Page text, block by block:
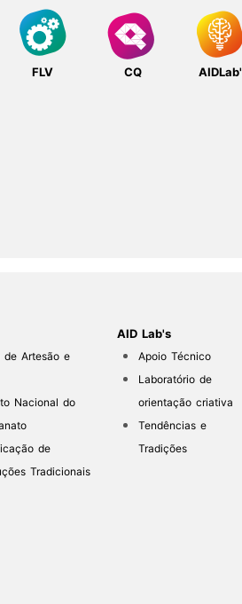
FLV CQ
de Artesão e
Nacional do
de
Tradicionais
AID Lab's
Apoio Técnico
Laboratório de
orientação criativa
Tendências e
Tradições